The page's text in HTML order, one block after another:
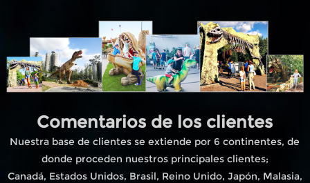
Comentarios de los clientes
Nuestra base de clientes se extiende por 6 continentes, de
donde proceden nuestros principales clientes;
Canadá, Estados Unidos, Brasil, Reino Unido, Japón, Malasia,